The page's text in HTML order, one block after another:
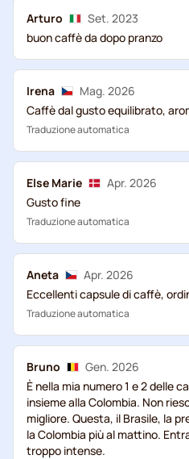
Arturo
Set. 2023
buon caffè da dopo pranzo
Irena
Mag. 2026
Caffè dal gusto equilibrato,
Traduzione automatica
Else Marie
Apr. 2026
Gusto fine
Traduzione automatica
Aneta
Apr. 2026
Eccellenti capsule di caffè,
Traduzione automatica
Bruno
Gen. 2026
È nella mia numero 1 e 2 delle
insieme alla Colombia. Non
migliore. Questa, il Brasile, la
la Colombia più al mattino.
troppo intense.